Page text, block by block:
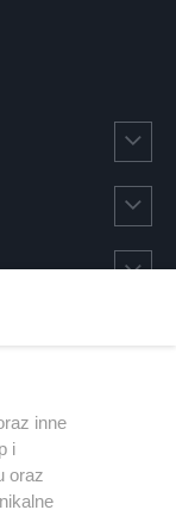
inne
i
oraz